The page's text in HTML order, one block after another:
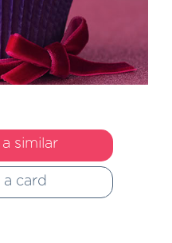
similar
a card